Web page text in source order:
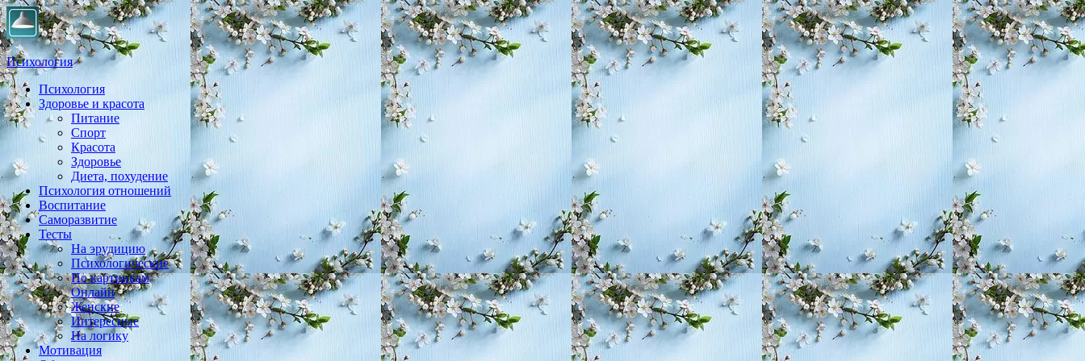
Психология
Практическая психология, личностный рост, экология, здоровье, воспитание,
Психология
Здоровье и красота
Питание
Спорт
Красота
Здоровье
Диета, похудение
Психология отношений
Воспитание
Саморазвитие
Тесты
На эрудицию
Психологические
По картинкам
Онлайн
Женские
Интересные
На логику
Мотивация